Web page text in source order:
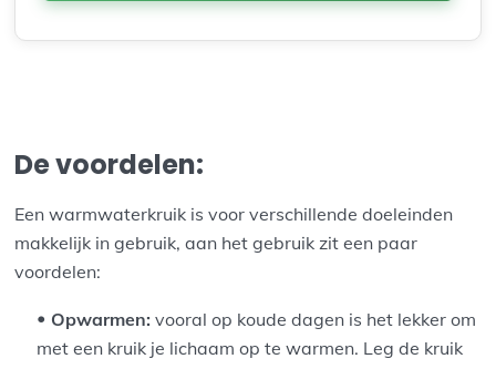
De voordelen:
Een warmwaterkruik is voor verschillende doeleinden
makkelijk in gebruik, aan het gebruik zit een paar
voordelen:
Opwarmen:vooral op koude dagen is het lekker om
met een kruik je lichaam op te warmen. Leg de kruik